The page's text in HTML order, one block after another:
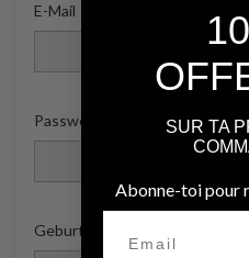
E-Mail
Passwort
Geburtstag
SUR TA
Abonne-toi pour